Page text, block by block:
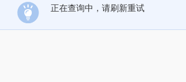
正在查询中，请刷新重试